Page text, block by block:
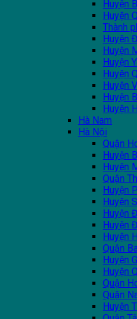
Huyện
Huyện
Thành
Huyện
Huyện
Huyện
Huyện
Huyện
Huyện
Huyện
Hà Nam
Hà Nội
Quận
Huyện
Huyện
Quận
Huyện
Huyện
Huyện
Huyện
Huyện
Quận
Huyện
Huyện
Quận
Quận
Huyện